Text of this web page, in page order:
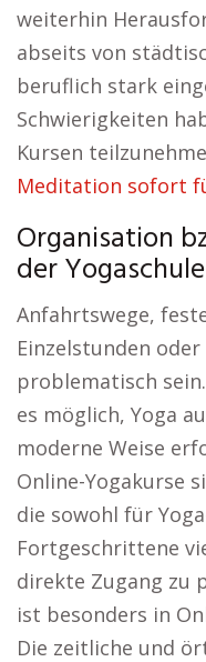
weiterhin
abseits von
beruflich stark
Schwierigkeiten
Kursen
Meditation sofort
Organisation
der
Anfahrtswege,
Einzelstunden
problematisch
es möglich, Yoga
moderne Weise
Online-Yogakurse
die sowohl für
Fortgeschrittene
direkte Zugang zu
ist besonders in
Die zeitliche und